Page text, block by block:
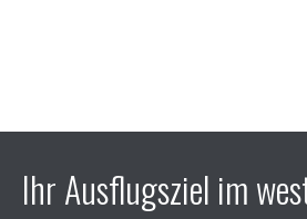
Ihr Ausflugsziel im